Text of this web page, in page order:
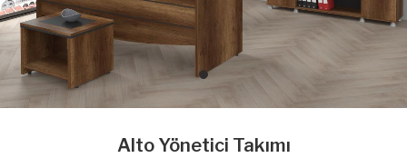
Alto Yönetici Takımı